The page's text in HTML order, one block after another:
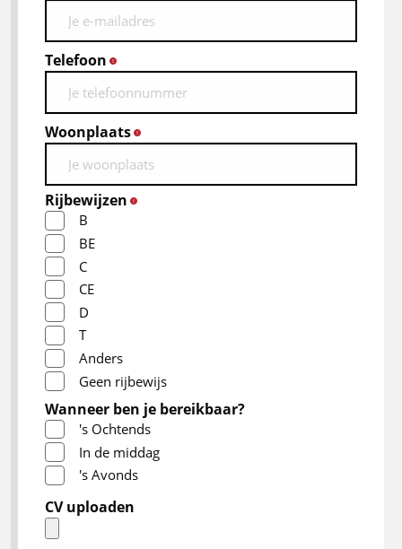
Telefoon
Woonplaats
Rijbewijzen
B
BE
C
CE
D
T
Anders
Geen rijbewijs
Wanneer ben je bereikbaar?
's Ochtends
In de middag
's Avonds
CV uploaden